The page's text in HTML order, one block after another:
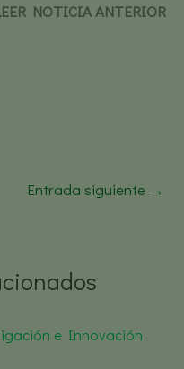
NOTICIA ANTERIOR
Entrada siguiente →